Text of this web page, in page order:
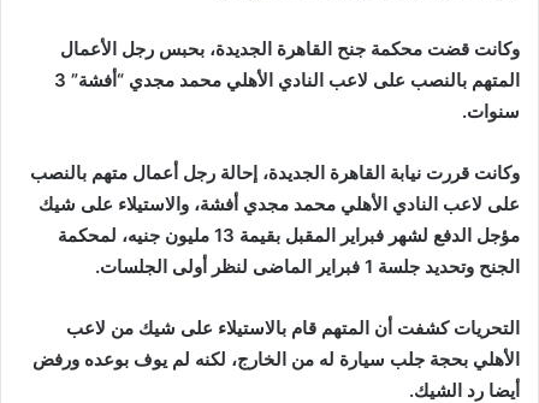
وكانت قضت محكمة جنح القاهرة الجديدة، بحبس رجل الأعمال
المتهم بالنصب على لاعب النادي الأهلي محمد مجدي “أفشة” 3
سنوات.
وكانت قررت نيابة القاهرة الجديدة، إحالة رجل أعمال متهم بالنصب
على لاعب النادي الأهلي محمد مجدي أفشة، والاستيلاء على شيك
مؤجل الدفع لشهر فبراير المقبل بقيمة 13 مليون جنيه، لمحكمة
الجنح وتحديد جلسة 1 فبراير الماضى لنظر أولى الجلسات.
التحريات كشفت أن المتهم قام بالاستيلاء على شيك من لاعب
الأهلي بحجة جلب سيارة له من الخارج، لكنه لم يوف بوعده ورفض
أيضا رد الشيك.